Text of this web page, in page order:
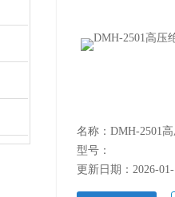
型号：
更新日期：2026-